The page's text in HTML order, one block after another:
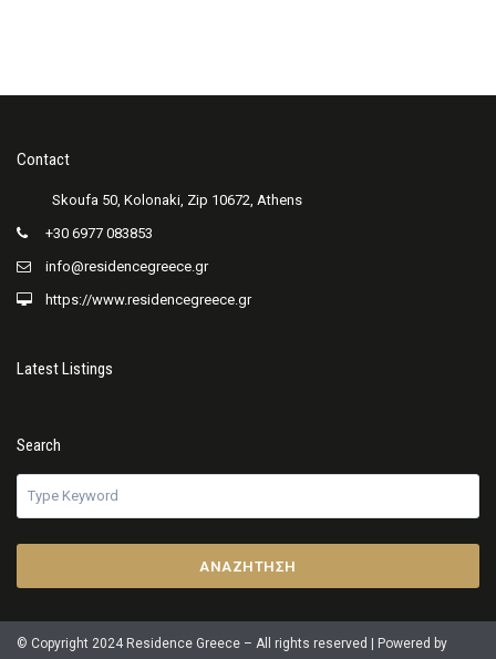
Contact
+30 6977 083853
info@residencegreece.gr
https://www.residencegreece.gr
Latest Listings
Search
ΑΝΑΖΉΤΗΣΗ
© Copyright 2024 Residence Greece – All rights reserved | Powered by